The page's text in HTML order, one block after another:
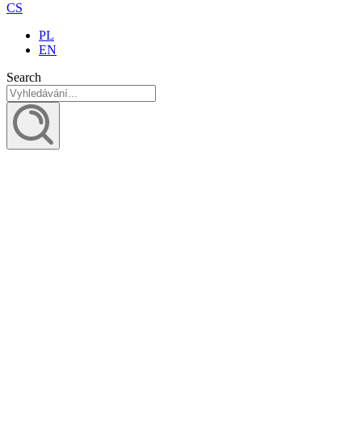
CS
PL
EN
Search